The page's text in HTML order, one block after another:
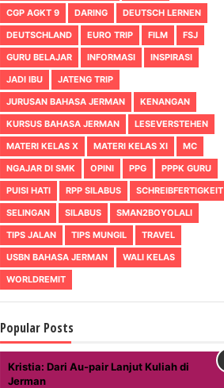
CGP AGKT 9
DARING
DEUTSCH LERNEN
DEUTSCHLAND
EURO TRIP FILM
FSJ
GURU BELAJAR
INFORMASI
INSPIRASI
JADI IBU
JATENG TRIP
JURUSAN BAHASA JERMAN
KENANGAN
KURSUS BAHASA JERMAN
LESEVERSTEHEN
MATERI KELAS X
MATERI KELAS XI
MC
NGAJAR DI SMK
OPINI PPG
PPPK GURU
PUISI HATI
RPP SILABUS
SCHREIBFERTIGKEIT
SELINGAN
SILABUS
SMAN2BOYOLALI
TIPS JALAN
TIPS MUNGIL
TRAVEL
USBN BAHASA JERMAN
WALI KELAS
WORLDREMIT
Popular Posts
Kristia: Dari Au-pair Lanjut Kuliah di
Jerman